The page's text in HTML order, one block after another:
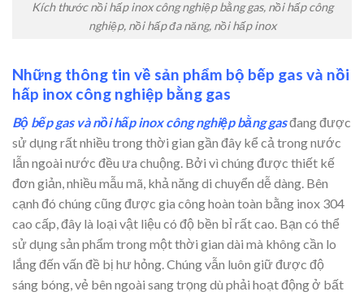
Kích thước nồi hấp inox công nghiệp bằng gas, nồi hấp công
nghiệp, nồi hấp đa năng, nồi hấp inox
Những thông tin về sản phẩm bộ bếp gas và nồi
hấp inox công nghiệp bằng gas
Bộ bếp gas và nồi hấp inox công nghiệp bằng gasđang được
sử dụng rất nhiều trong thời gian gần đây kể cả trong nước
lẫn ngoài nước đều ưa chuộng. Bởi vì chúng được thiết kế
đơn giản, nhiều mẫu mã, khả năng di chuyển dễ dàng. Bên
cạnh đó chúng cũng được gia công hoàn toàn bằng inox 304
cao cấp, đây là loại vật liệu có độ bền bỉ rất cao. Bạn có thể
sử dụng sản phẩm trong một thời gian dài mà không cần lo
lắng đến vấn đề bị hư hỏng. Chúng vẫn luôn giữ được độ
sáng bóng, vẻ bên ngoài sang trọng dù phải hoạt động ở bất